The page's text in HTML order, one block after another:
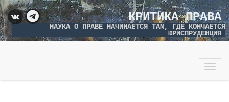
КРИТИКА ПРАВА
НАУКА О ПРАВЕ НАЧИНАЕТСЯ ТАМ, ГДЕ КОНЧАЕТСЯ
ЮРИСПРУДЕНЦИЯ